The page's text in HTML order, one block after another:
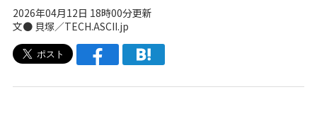
2026年04月12日 18時00分更新
文● 貝塚／TECH.ASCII.jp